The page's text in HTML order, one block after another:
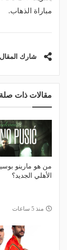
مباراة الذهاب.
شارك المقال
مقالات ذات صلة
من هو مارينو
الأهلي الجديد؟
منذ 5 ساعات